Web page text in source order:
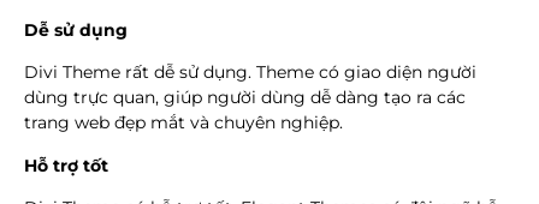
Dễ sử dụng
Divi Theme rất dễ sử dụng. Theme có giao diện người
dùng trực quan, giúp người dùng dễ dàng tạo ra các
trang web đẹp mắt và chuyên nghiệp.
Hỗ trợ tốt